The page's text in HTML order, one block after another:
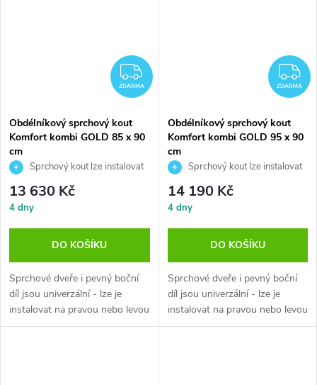
ZDARMA
ZDARMA
Obdélníkový sprchový kout
Komfort kombi GOLD 85 x 90
cm
Sprchový kout lze instalovat
přímo na rovnou podlahu
13 630 Kč
4 dny
DO KOŠÍKU
Sprchové dveře i pevný boční
díl jsou univerzální - lze je
instalovat na pravou nebo levou
stranu
ZDARMA
Obdélníkový sprchový kout
Komfort kombi GOLD 95 x 90
cm
Sprchový kout lze instalovat
přímo na rovnou podlahu
14 190 Kč
4 dny
DO KOŠÍKU
Sprchové dveře i pevný boční
díl jsou univerzální - lze je
instalovat na pravou nebo levou
stranu